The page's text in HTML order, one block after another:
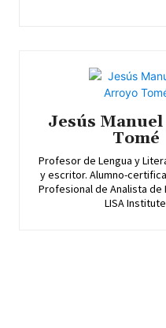
Jesús
Tomé
Profesor de Lengua y
y escritor. Alumno-
Profesional de Analista de
LISA